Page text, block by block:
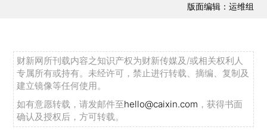
版面编辑：运维组
财新网所刊载内容之知识产权为财新传媒及/或相关权利人
专属所有或持有。未经许可，禁止进行转载、摘编、复制及
建立镜像等任何使用。
如有意愿转载，请发邮件至hello@caixin.com ，获得书面
确认及授权后，方可转载。